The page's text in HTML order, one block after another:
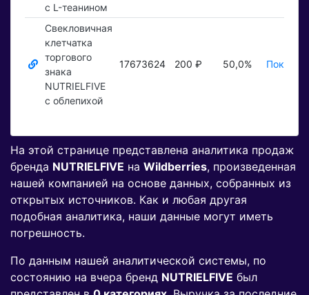
с L-теанином
Свекловичная
клетчатка
торгового
знака
NUTRIELFIVE
с облепихой
17673624 200 ₽ 50,0%
На этой странице представлена аналитика продаж
бренда NUTRIELFIVE на Wildberries, произведенная
нашей компанией на основе данных, собранных из
открытых источников. Как и любая другая
подобная аналитика, наши данные могут иметь
погрешность.
По данным нашей аналитической системы, по
состоянию на вчера бренд NUTRIELFIVE был